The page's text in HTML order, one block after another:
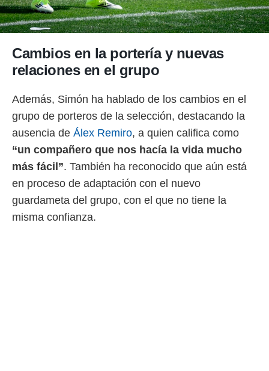
Cambios en la portería y nuevas
relaciones en el grupo
Además, Simón ha hablado de los cambios en el
grupo de porteros de la selección, destacando la
ausencia de Álex Remiro, a quien califica como
“un compañero que nos hacía la vida mucho
más fácil”. También ha reconocido que aún está
en proceso de adaptación con el nuevo
guardameta del grupo, con el que no tiene la
misma confianza.